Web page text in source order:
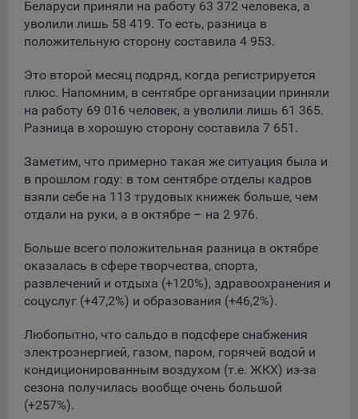
устройства) пользователя сайта Общества, указанных в
пункте 3 Политики, при их посещении для отражения
действий, совершенных пользователем. Эти файлы
позволяют не вводить заново или выбирать те же
параметры при повторном посещении того или иного
сайта, например, выбор языковой версии.
Целями обработки файлов cookie являются:
идентификации субъектов персональных данных.
На сайтах используются как файлы cookie первой
стороны (устанавливаемые сайтами, которые посещает
сервером, расположенным вне домена наших сайтов).
Общество обрабатывает обезличенные данные
пользователей сайта (включая файлы «cookie»),
собираемые с помощью сервисов Интернет-статистики,
пользователей на сайте, улучшения качества сайта и его
содержания. Общество обрабатывает обезличенные
данные о пользователе в случае, если это разрешено в
настройках браузера пользователя (включено
сохранение файлов cookie и использование технологии
Беларуси приняли на работу 63 372 человека, а
уволили лишь 58 419. То есть, разница в
положительную сторону составила 4 953.
Это второй месяц подряд, когда регистрируется
плюс. Напомним, в сентябре организации приняли
на работу 69 016 человек, а уволили лишь 61 365.
Разница в хорошую сторону составила 7 651.
Заметим, что примерно такая же ситуация была и
в прошлом году: в том сентябре отделы кадров
взяли себе на 113 трудовых книжек больше, чем
отдали на руки, а в октябре – на 2 976.
Больше всего положительная разница в октябре
оказалась в сфере творчества, спорта,
развлечений и отдыха (+120%), здравоохранения и
соцуслуг (+47,2%) и образования (+46,2%).
Любопытно, что сальдо в подсфере снабжения
электроэнергией, газом, паром, горячей водой и
кондиционированным воздухом (т.е. ЖКХ) из-за
сезона получилась вообще очень большой
(+257%).